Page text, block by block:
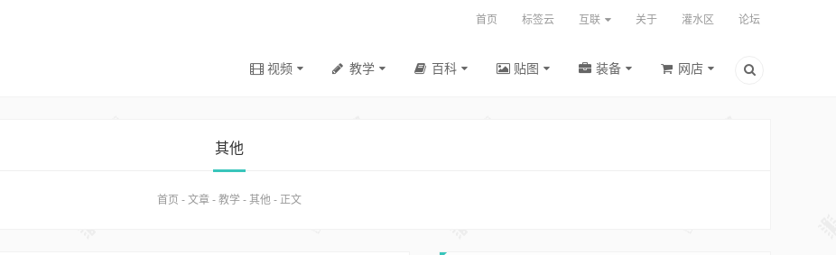
首页 标签云 互联 关于 灌水区 论坛
视频 教学 百科 贴图 装备 网店
其他
首页 - 文章 - 教学 - 其他 - 正文